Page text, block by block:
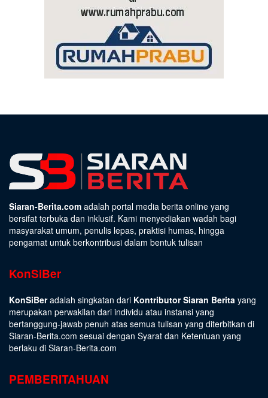
Siaran-Berita.com adalah portal media berita online yang
bersifat terbuka dan inklusif. Kami menyediakan wadah bagi
masyarakat umum, penulis lepas, praktisi humas, hingga
pengamat untuk berkontribusi dalam bentuk tulisan
KonSiBer
KonSiBeradalah singkatan dari Kontributor Siaran Berita yang
merupakan perwakilan dari individu atau instansi yang
bertanggung-jawab penuh atas semua tulisan yang diterbitkan di
Siaran-Berita.com sesuai dengan Syarat dan Ketentuan yang
berlaku di Siaran-Berita.com
PEMBERITAHUAN